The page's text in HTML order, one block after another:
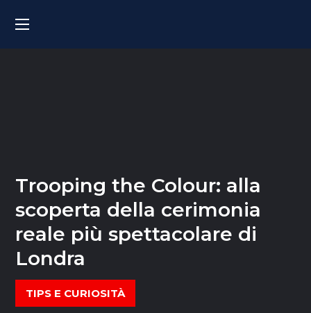
Trooping the Colour: alla
scoperta della cerimonia
reale più spettacolare di
Londra
TIPS E CURIOSITÀ